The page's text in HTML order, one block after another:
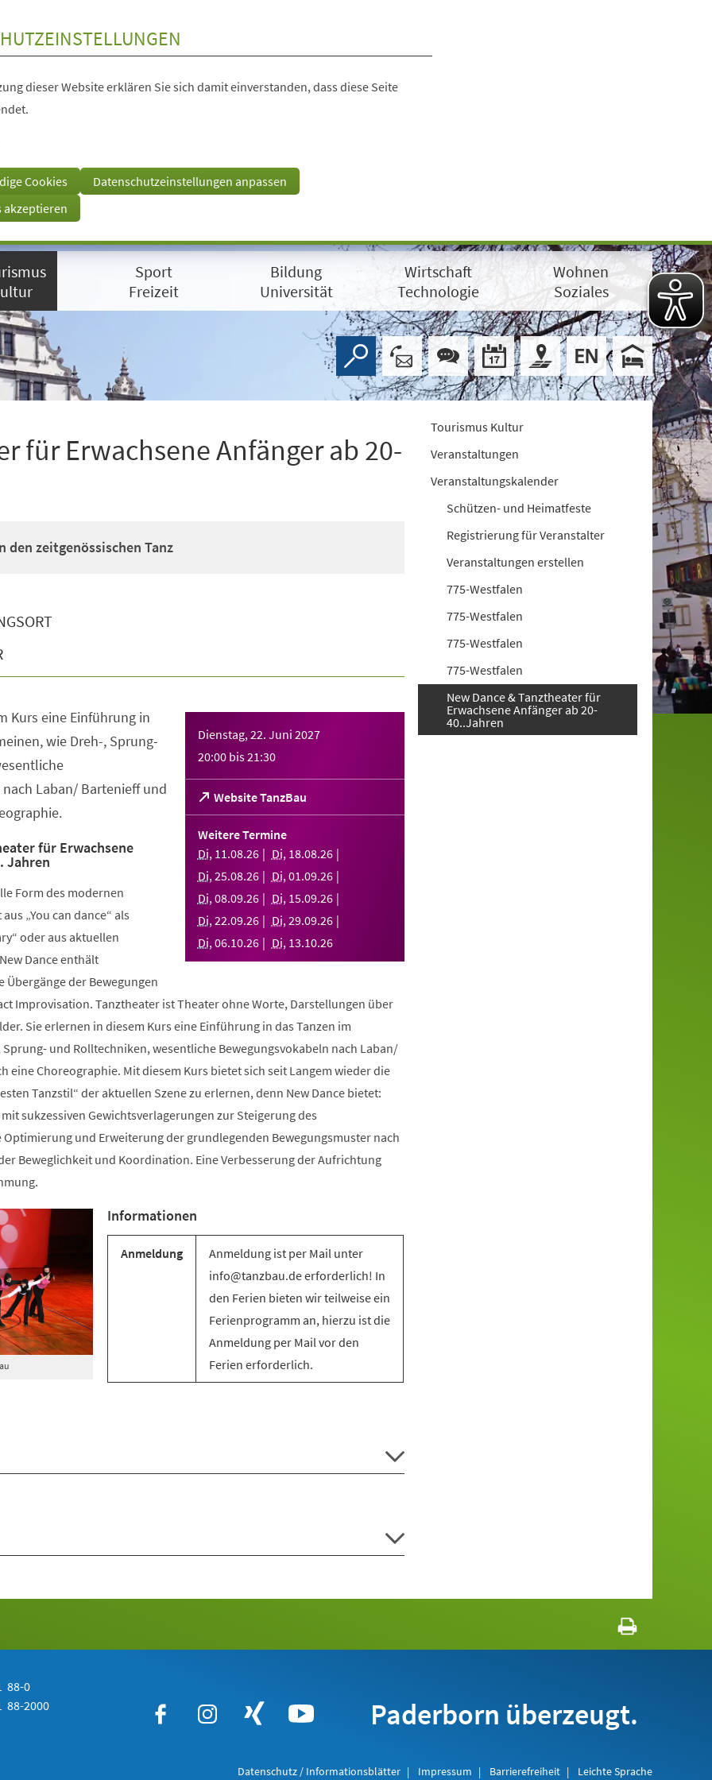
dieser Website erklären Sie sich damit einverstanden, dass diese Seite
Cookies
Datenschutzeinstellungen anpassen
akzeptieren
Sport
Freizeit
Bildung
Universität
Wirtschaft
Technologie
Wohnen
Soziales
für Erwachsene Anfänger ab 20-
den zeitgenössischen Tanz
Dienstag, 22. Juni 2027
20:00 bis21:30
Website TanzBau
(Öffnet
in
einem
neuen
Tab)
Weitere Termine
Di, 11.08.26 Di, 18.08.26
Di,25.08.26 Di,01.09.26
Di,08.09.26 Di, 15.09.26
Di,22.09.26 Di,29.09.26
Di,06.10.26 Di, 13.10.26
Kurs eine Einführung in
wie Dreh-, Sprung-
Laban/ Bartenieff und
für Erwachsene
Jahren
Form des modernen
„You can dance“ als
oder aus aktuellen
Dance enthält
der Bewegungen
Improvisation. Tanztheater ist Theater ohne Worte, Darstellungen über
Sie erlernen in diesem Kurs eine Einführung in das Tanzen im
und Rolltechniken, wesentliche Bewegungsvokabeln nach Laban/
eine Choreographie. Mit diesem Kurs bietet sich seit Langem wieder die
Tanzstil“ der aktuellen Szene zu erlernen, denn New Dance bietet:
sukzessiven Gewichtsverlagerungen zur Steigerung des
Optimierung und Erweiterung der grundlegenden Bewegungsmuster nach
Beweglichkeit und Koordination. Eine Verbesserung der Aufrichtung
Informationen
Anmeldung
Anmeldung ist per Mail unter
info@tanzbau.de erforderlich! In
den Ferien bieten wir teilweise ein
Ferienprogramm an, hierzu ist die
Anmeldung per Mail vor den
Ferien erforderlich.
Tourismus Kultur
Veranstaltungen
Veranstaltungskalender
Schützen- und Heimatfeste
Registrierung für Veranstalter
Veranstaltungen erstellen
775-Westfalen
775-Westfalen
775-Westfalen
775-Westfalen
New Dance & Tanztheater für
Erwachsene Anfänger ab 20-
40..Jahren
88-0
88-2000 Paderborn überzeugt.
Datenschutz / Informationsblätter Impressum Barrierefreiheit Leichte Sprache